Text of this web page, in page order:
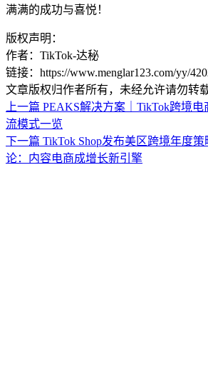
满满的成功与喜悦！
版权声明：
作者：TikTok-达秘
链接：https://www.menglar123.com/yy/
文章版权归作者所有，未经允许请勿转载
上一篇 PEAKS解决方案｜TikTok跨境
流模式一览
下一篇 TikTok Shop发布美区跨境年度
论：内容电商成增长新引擎